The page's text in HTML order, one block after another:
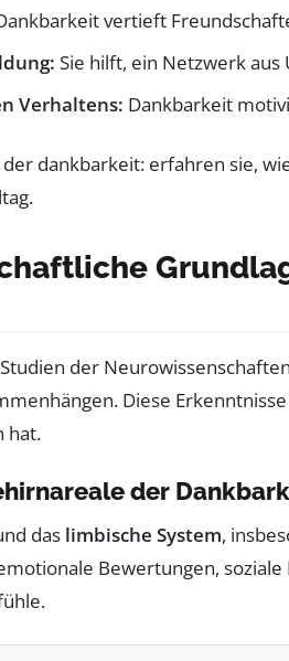
vertieft
Sie hilft, ein Netzwerk
Verhaltens: Dankbarkeit
der
Diese
hat.
der
das limbische System,
Bewertungen,